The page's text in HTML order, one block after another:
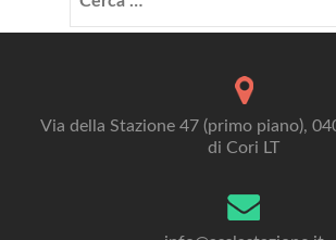
per:
Via della Stazione 47 (primo piano),
di Cori LT